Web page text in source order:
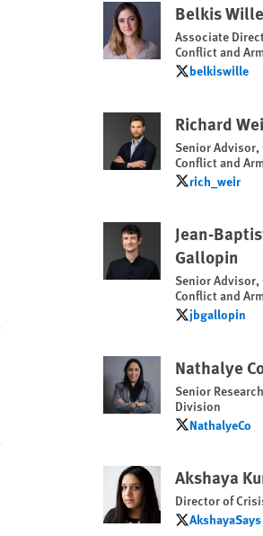
Belkis Wille
Associate
Conflict and
belkiswille
belkiswille
Richard
Senior Advisor,
Conflict and
rich_weir
rich_weir
Jean-
Gallopin
Senior Advisor,
Conflict and
jbgallopin
jbgallopin
Nathalye
Senior
Division
NathalyeCo
NathalyeCo
Akshaya
Director of
AkshayaSays
AkshayaSays